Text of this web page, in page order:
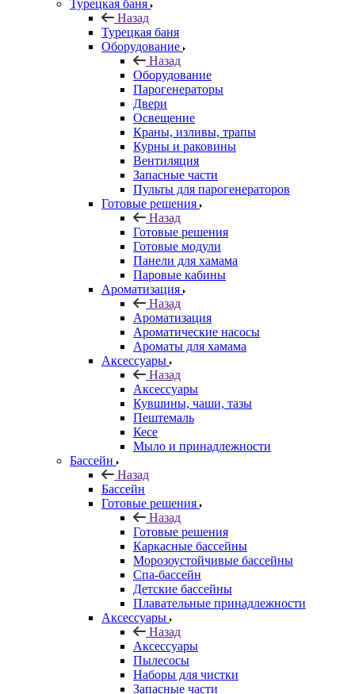
Турецкая баня
Назад
Турецкая баня
Оборудование
Назад
Оборудование
Парогенераторы
Двери
Освещение
Краны, изливы, трапы
Курны и раковины
Вентиляция
Запасные части
Пульты для парогенераторов
Готовые решения
Назад
Готовые решения
Готовые модули
Панели для хамама
Паровые кабины
Ароматизация
Назад
Ароматизация
Ароматические насосы
Ароматы для хамама
Аксессуары
Назад
Аксессуары
Кувшины, чаши, тазы
Пештемаль
Кесе
Мыло и принадлежности
Бассейн
Назад
Бассейн
Готовые решения
Назад
Готовые решения
Каркасные бассейны
Морозоустойчивые бассейны
Спа-бассейн
Детские бассейны
Плавательные принадлежности
Аксессуары
Назад
Аксессуары
Пылесосы
Наборы для чистки
Запасные части